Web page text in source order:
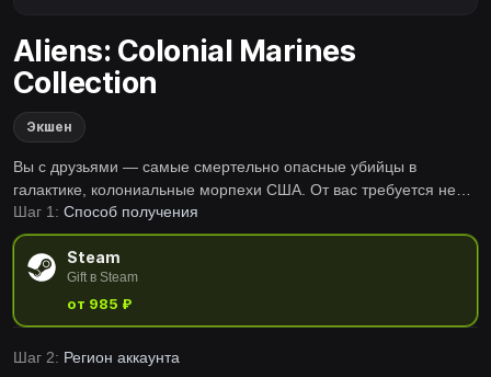
Aliens: Colonial Marines
Collection
Экшен
Вы с друзьями — самые смертельно опасные убийцы в
галактике, колониальные морпехи США. От вас требуется не
просто выжить, но и уничтожить очаг распространения
ксеноморфов.
Шаг 1: Способ получения
Steam
Gift в Steam
от 985 ₽
Шаг 2: Регион аккаунта